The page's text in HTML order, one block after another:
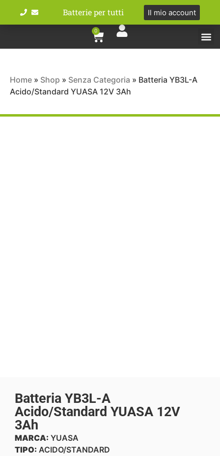
Batterie per tutti Il mio account
0
Home » Shop » Senza Categoria » Batteria YB3L-A
Acido/Standard YUASA 12V 3Ah
Batteria YB3L-A
Acido/Standard YUASA 12V
3Ah
MARCA: YUASA
TIPO: ACIDO/STANDARD